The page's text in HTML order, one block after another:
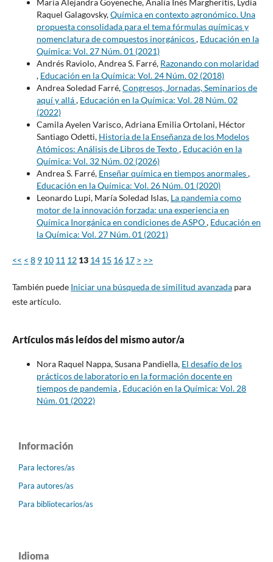
Raquel Galagovsky,Química en contexto agronómico. Una
propuesta consolidada para el tema fórmulas químicas y
nomenclatura de compuestos inorgánicos, Educación en la
Química: Vol. 27 Núm. 01 (2021)
Andrés Raviolo, Andrea S. Farré, Razonando con molaridad
, Educación en la Química: Vol. 24 Núm. 02 (2018)
Andrea Soledad Farré,Congresos, Jornadas, Seminarios de
aquí y allá, Educación en la Química: Vol. 28 Núm. 02
(2022)
Camila Ayelen Varisco, Adriana Emilia Ortolani, Héctor
Santiago Odetti, Historia de la Enseñanza de los Modelos
Atómicos: Análisis de Libros de Texto, Educación en la
Química: Vol. 32 Núm. 02 (2026)
Andrea S. Farré, Enseñar química en tiempos anormales,
Educación en la Química: Vol. 26 Núm. 01 (2020)
Leonardo Lupi, María Soledad Islas, La pandemia como
motor de la innovación forzada: una experiencia en
Química Inorgánica en condiciones de ASPO, Educación en
la Química: Vol. 27 Núm. 01 (2021)
<< < 8 9 10 11 12 13 14 15 16 17 > >>
También puede Iniciar una búsqueda de similitud avanzadapara
este artículo.
Artículos más leídos del mismo autor/a
Nora Raquel Nappa, Susana Pandiella, El desafío de los
prácticos de laboratorio en la formación docente en
tiempos de pandemia, Educación en la Química: Vol. 28
Núm. 01 (2022)
Información
Para lectores/as
Para autores/as
Para bibliotecarios/as
Idioma